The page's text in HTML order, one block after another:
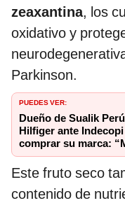
zeaxantina, los
oxidativo y
Parkinson.
PUEDES VER:
Dueño de Sualik
Hilfiger ante
comprar su marca:
Este fruto seco
contenido de